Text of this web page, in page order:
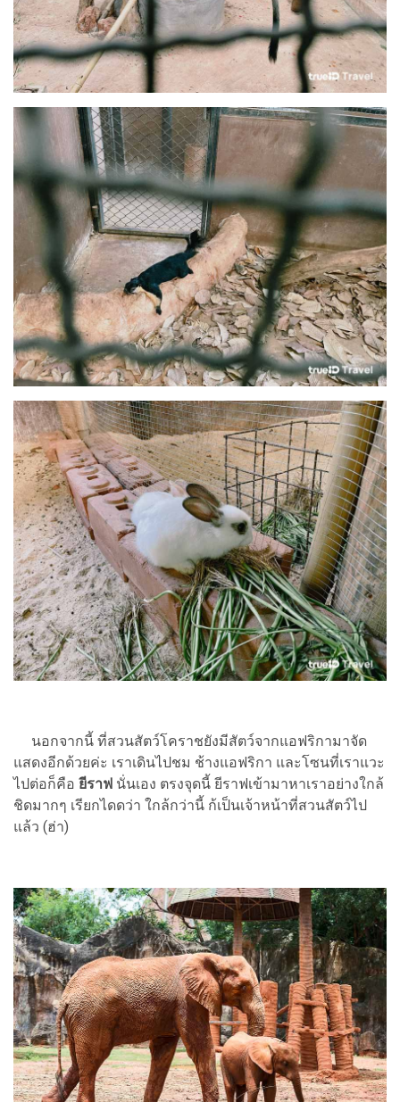
นอกจากนี้ ที่สวนสัตว์โคราชยังมีสัตว์จากแอฟริกามาจัด
แสดงอีกด้วยค่ะ เราเดินไปชม ช้างแอฟริกา และโซนที่เราแวะ
ไปต่อก็คือ ยีราฟ นั่นเอง ตรงจุดนี้ ยีราฟเข้ามาหาเราอย่างใกล้
ชิดมากๆ เรียกไดดว่า ใกล้กว่านี้ ก้เป็นเจ้าหน้าที่สวนสัตว์ไป
แล้ว (ฮ่า)